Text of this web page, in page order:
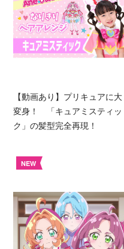
【動画あり】プリキュアに大
変身！ 「キュアミスティッ
ク」の髪型完全再現！
NEW